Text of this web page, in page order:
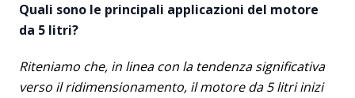
Quali sono le principali applicazioni del motore
da 5 litri?
Riteniamo che, in linea con la tendenza significativa
verso il ridimensionamento, il motore da 5 litri inizi